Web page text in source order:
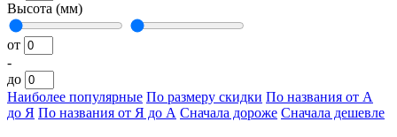
Высота (мм)
от
-
до
Наиболее популярные По размеру скидки По названия от А
до Я По названия от Я до А Сначала дороже Сначала дешевле